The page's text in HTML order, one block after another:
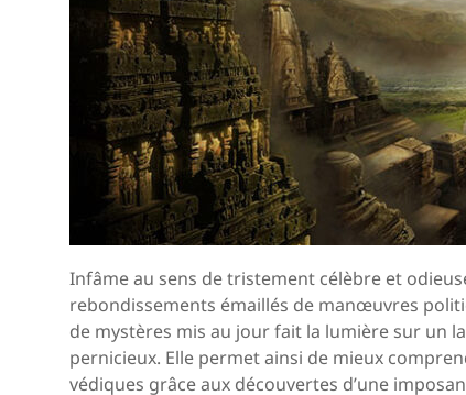
Infâme au sens de tristement célèbre et
rebondissements émaillés de manœuvres
de mystères mis au jour fait la lumière sur un
pernicieux. Elle permet ainsi de mieux
védiques grâce aux découvertes d’une